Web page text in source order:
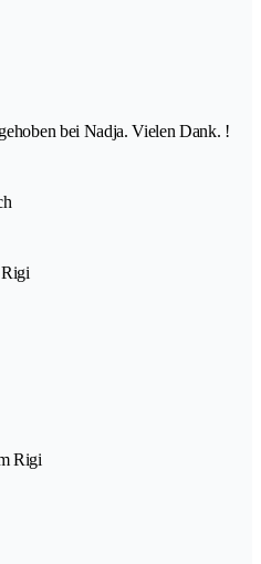
bei Nadja. Vielen Dank. !
Rigi